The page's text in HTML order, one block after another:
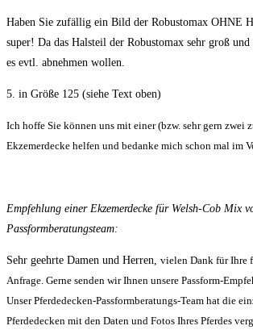
Haben Sie zufällig ein Bild der Robustomax OHNE
super! Da das Halsteil der Robustomax sehr groß
es evtl. abnehmen wollen.
5. in Größe 125 (siehe Text oben)
Ich hoffe Sie können uns mit einer (bzw. sehr gern zwei
Ekzemerdecke helfen und bedanke mich schon mal im
Empfehlung einer Ekzemerdecke für Welsh-Cob Mix
Passformberatungsteam:
Sehr geehrte Damen und Herren, vielen Dank für Ihre
Anfrage. Gerne senden wir Ihnen unsere Passform-
Unser Pferdedecken-Passformberatungs-Team hat die
Pferdedecken mit den Daten und Fotos Ihres Pferdes